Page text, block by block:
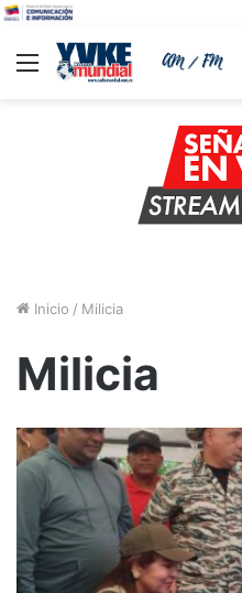
Menu
Inicio / Milicia
Milicia